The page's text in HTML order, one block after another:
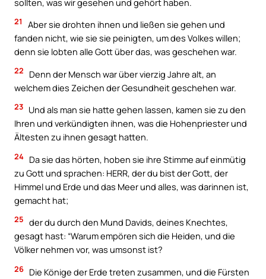
21
Aber sie drohten ihnen und ließen sie gehen und
fanden nicht, wie sie sie peinigten, um des Volkes willen;
denn sie lobten alle Gott über das, was geschehen war.
22
Denn der Mensch war über vierzig Jahre alt, an
welchem dies Zeichen der Gesundheit geschehen war.
23 Und als man sie hatte gehen lassen, kamen sie zu den
Ihren und verkündigten ihnen, was die Hohenpriester und
Ältesten zu ihnen gesagt hatten.
24 Da sie das hörten, hoben sie ihre Stimme auf einmütig
zu Gott und sprachen: HERR, der du bist der Gott, der
Himmel und Erde und das Meer und alles, was darinnen ist,
gemacht hat;
25 der du durch den Mund Davids, deines Knechtes,
gesagt hast: “Warum empören sich die Heiden, und die
Völker nehmen vor, was umsonst ist?
26 Die Könige der Erde treten zusammen, und die Fürsten